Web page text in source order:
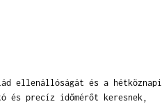
ellenállóságát és a hétköznapi
és precíz időmérőt keresnek,